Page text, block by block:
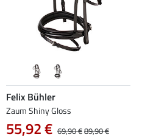
Felix Bühler
Zaum Shiny Gloss
55,92 € 69,90 €89,90 €